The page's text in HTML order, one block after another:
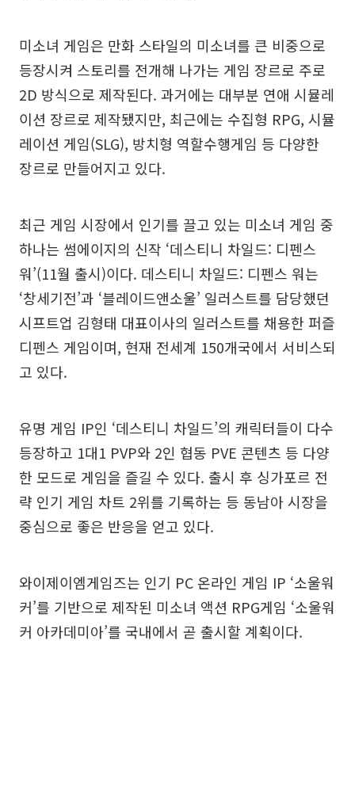
미소녀 게임은 만화 스타일의 미소녀를 큰 비중으로
등장시켜 스토리를 전개해 나가는 게임 장르로 주로
2D 방식으로 제작된다. 과거에는 대부분 연애 시뮬레
이션 장르로 제작됐지만, 최근에는 수집형 RPG, 시뮬
레이션 게임(SLG), 방치형 역할수행게임 등 다양한
장르로 만들어지고 있다.
최근 게임 시장에서 인기를 끌고 있는 미소녀 게임 중
하나는 썸에이지의 신작 ‘데스티니 차일드: 디펜스
워’(11월 출시)이다. 데스티니 차일드: 디펜스 워는
‘창세기전’과 ‘블레이드앤소울’ 일러스트를 담당했던
시프트업 김형태 대표이사의 일러스트를 채용한 퍼즐
디펜스 게임이며, 현재 전세계 150개국에서 서비스되
고 있다.
유명 게임 IP인 ‘데스티니 차일드’의 캐릭터들이 다수
등장하고 1대1 PVP와 2인 협동 PVE 콘텐츠 등 다양
한 모드로 게임을 즐길 수 있다. 출시 후 싱가포르 전
략 인기 게임 차트 2위를 기록하는 등 동남아 시장을
중심으로 좋은 반응을 얻고 있다.
와이제이엠게임즈는 인기 PC 온라인 게임 IP ‘소울워
커’를 기반으로 제작된 미소녀 액션 RPG게임 ‘소울워
커 아카데미아’를 국내에서 곧 출시할 계획이다.